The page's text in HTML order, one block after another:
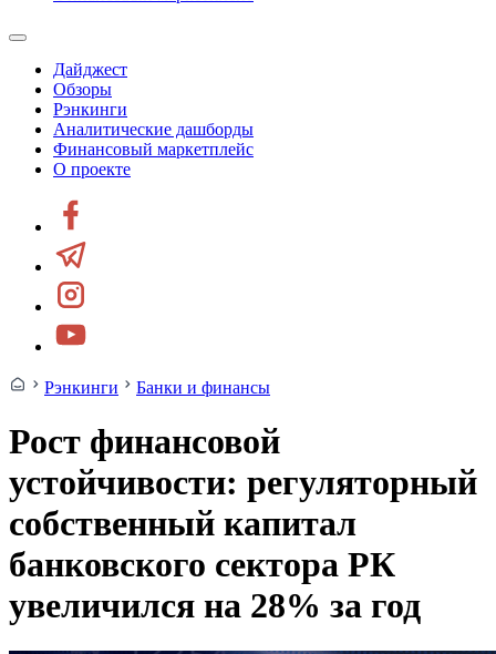
Дайджест
Обзоры
Рэнкинги
Аналитические дашборды
Финансовый маркетплейс
О проекте
Рэнкинги Банки и финансы
Рост финансовой
устойчивости: регуляторный
собственный капитал
банковского сектора РК
увеличился на 28% за год